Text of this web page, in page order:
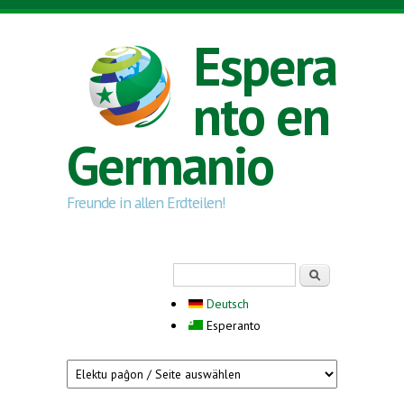
Skip to main content
Espera
nto en
Germanio
Freunde in allen Erdteilen!
Deutsch
Esperanto